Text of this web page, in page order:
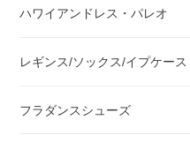
ハワイアンドレス・パレオ
レギンス/ソックス/イプケース
フラダンスシューズ